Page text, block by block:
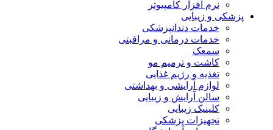
نرم افزار کامپیوتر
پزشکی و زیبایی
خدمات دندانپزشکی
خدمات درمانی و مراقبتی
سمعک
کاشت و ترمیم مو
تغذیه و رژیم غذایی
لوازم آرایشی و بهداشتی
سالن آرایش و زیبایی
کلینیک زیبایی
تجهیزات پزشکی